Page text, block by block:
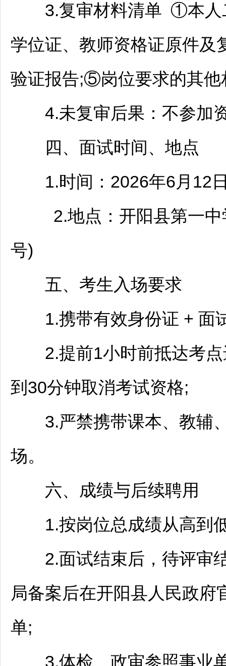
3.复审材料清单 ①本人
学位证、 教师资格证原件
验证报告;⑤岗位要求的其他
4.未复审后果：不参加资
四、面试时间、地点
1.时间：2026年6月12
2.地点： 开阳县第一中
号)
五、考生入场要求
1.携带有效身份证 + 面
2.提前1小时前抵达考点
到30分钟取消考试资格;
3.严禁携带课本、教辅、
场。
六、成绩与后续聘用
1.按岗位总成绩从高到
2.面试结束后，待评审
局备案后在开阳县人民政府
单;
3.体检、政审参照事业